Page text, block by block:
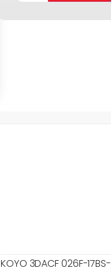
KOYO 3DACF 026F-17BS-